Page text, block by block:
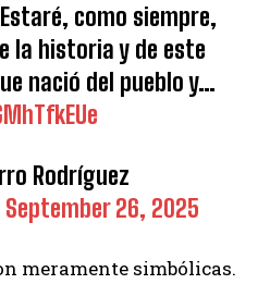
como siempre,
la historia y de este
nació del pueblo y…
Rodríguez
September 26, 2025
meramente simbólicas.